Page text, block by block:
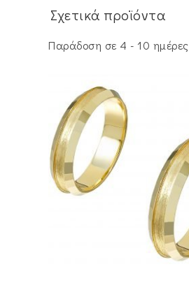
Σχετικά προϊόντα
Παράδοση σε 4 - 10 ημέρες